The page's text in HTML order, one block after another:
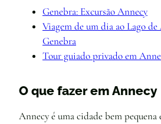
Genebra: Excursão Annecy
Viagem de um dia ao Lago
Genebra
Tour guiado privado em
O que fazer em Annecy
Annecy é uma cidade bem pequena